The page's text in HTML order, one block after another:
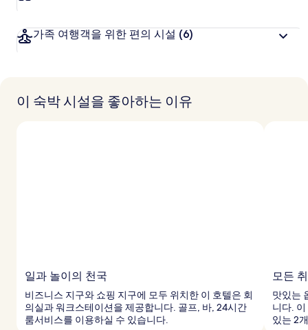
가족 여행객을 위한 편의 시설 (6)
이 숙박 시설을 좋아하는 이유
일과 놀이의 천국
비즈니스 지구와 쇼핑 지구에 모두 위치한 이 호텔은 회
의실과 워크스테이션을 제공합니다. 골프, 바, 24시간
룸서비스를 이용하실 수 있습니다.
모든
맛있는
니다.
있는 2